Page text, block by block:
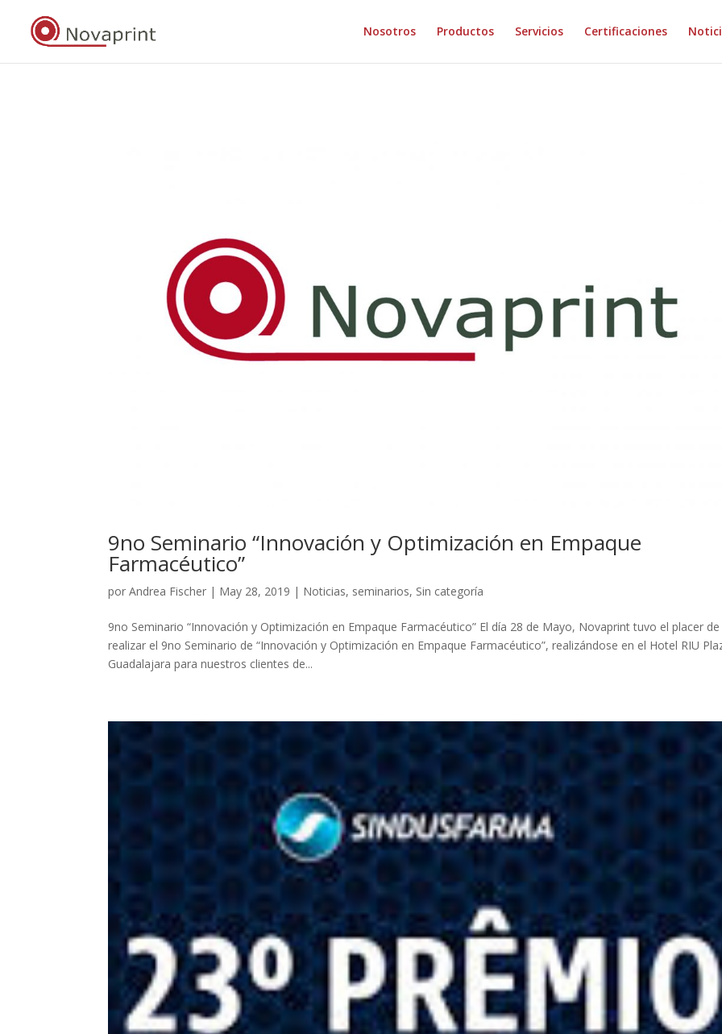
Nosotros Productos Servicios Certificaciones
9no Seminario “Innovación y Optimización en Empaque
Farmacéutico”
porAndrea Fischer | May 28, 2019 | Noticias, seminarios, Sin categoría
9no Seminario “Innovación y Optimización en Empaque Farmacéutico” El día 28 de Mayo, Novaprint tuvo el placer de
realizar el 9no Seminario de “Innovación y Optimización en Empaque Farmacéutico”, realizándose en el Hotel RIU
Guadalajara para nuestros clientes de...